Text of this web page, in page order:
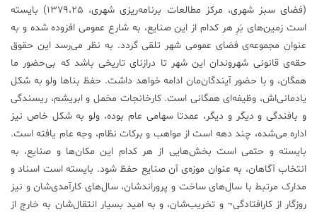
(فضای سبز شهری، مرکز مطالعات برنامه‌ریزی شهری، 1379،25) بایسته
است زمین‌های بَرِ هر کدام از این صنایع، به شارع عمومی افزوده شده و به
عنوان مجموعه‌ی فضای عمومی شهر تلقی گردد. به نظر می‌رسد این حقوق
حقه‌ی قانونی شهروندان این شهر تا درازنای تاریخی باشد که بی‌حضور ما
همگان، و با حضور آیندگان‌مان ادامه خواهد داشت. حفظ بناها ولو به شکل
یادمانی‌اش، وظیفه‌ای همگانی است. کارخانجات مخمل و ابریشم، ریسندگی
و بافندگی و دیگر و دیگر، عمدتا سهامی عام بوده، ولو به شکل خاص نیز
اداره می‌شده، چند دهه است از مواهب و برکات نظام‌، وجه عام یافته است.
بایسته و حتمی است بخش‌هایی از هر کدام این مکان‌ها و صنایع، به
انتخاب آگاهان، به عنوان موزه‌ی آن صنایع حفظ شود. بایسته است اسناد و
مدارک مرتبط با سال‌های ساخت و پروراندشان، سال‌های کارآمدی‌شان و نیز
روزگار از کارافتادگی¬ و تخریب‌شان‌، و به امید بسیار انتقال‌شان به خارج از